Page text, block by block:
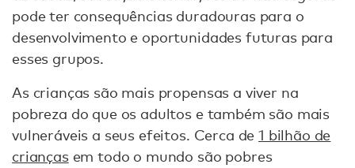
pode ter consequências duradouras para o
desenvolvimento e oportunidades futuras para
esses grupos.
As crianças são mais propensas a viver na
pobreza do que os adultos e também são mais
vulneráveis a seus efeitos. Cerca de1 bilhão de
criançasem todo o mundo são pobres